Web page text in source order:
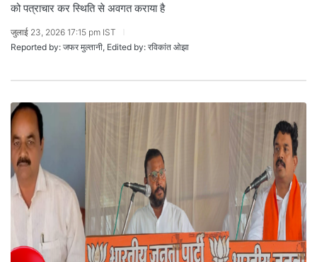
को पत्राचार कर स्थिति से अवगत कराया है
जुलाई 23, 2026 17:15 pm IST
Reported by: जफर मुल्तानी, Edited by: रविकांत ओझा